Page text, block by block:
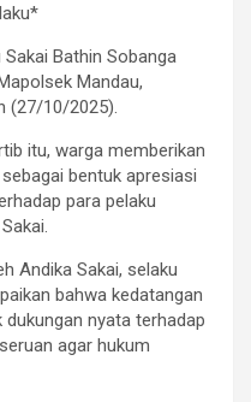
Bathin Sobanga
Mandau,
(27/10/2025).
itu, warga memberikan
bentuk apresiasi
para pelaku
Andika Sakai, selaku
bahwa kedatangan
nyata terhadap
agar hukum